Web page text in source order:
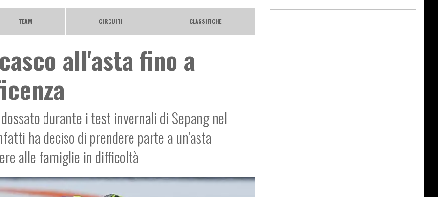
TEAM CIRCUITI CLASSIFICHE
all'asta fino a
durante i test invernali di Sepang nel
ha deciso di prendere parte a un’asta
alle famiglie in difficoltà